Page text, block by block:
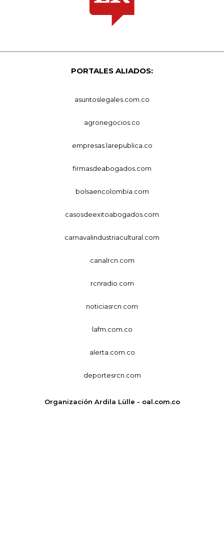
PORTALES ALIADOS:
asuntoslegales.com.co
agronegocios.co
empresas.larepublica.co
firmasdeabogados.com
bolsaencolombia.com
casosdeexitoabogados.com
carnavalindustriacultural.com
canalrcn.com
rcnradio.com
noticiasrcn.com
lafm.com.co
alerta.com.co
deportesrcn.com
Organización Ardila Lülle - oal.com.co